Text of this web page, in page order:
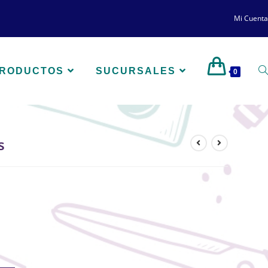
Mi Cuenta
SUCURSALES 0